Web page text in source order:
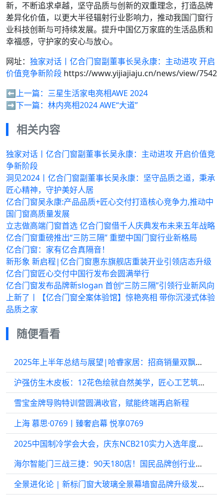
新，不断追求卓越，坚守品质与创新的双重理念，打造品牌
差异化价值，以更大半径辐射行业影响力，推动我国门窗行
业科技创新与可持续发展。提升中国亿万家庭的生活品质和
幸福感，守护家的安心与放心。
网址： 独家对话丨亿合门窗副董事长吴永康：主动进攻 开启
价值竞争新阶段 https://www.yijiajiaju.cn/news/view/7542
⬅️上一篇： 三星生活家电亮相AWE 2024
➡️下一篇： 林内亮相2024 AWE“大道”
相关内容
独家对话丨亿合门窗副董事长吴永康：主动进攻 开启价值竞
争新阶段
洞见2024丨亿合门窗副董事长吴永康：坚守品质之道，秉承
匠心精神，守护美好人居
亿合门窗吴永康:产品品质+匠心交付打造核心竞争力,推动中
国门窗高质量发展
立志做高端门窗首选 亿合门窗借千人庆典发布未来五年战略
亿合门窗重磅推出“三防三隔” 重塑中国门窗行业新格局
亿合门窗：家有亿合真隔音！
新形象 新启程|亿合门窗惠东旗舰店重装开业引领店态升级
亿合门窗匠心交付中国行发布会圆满举行
亿合门窗发布品牌新slogan 首创“三防三隔”引领行业新风向
上新了丨【亿合门窗全案体验馆】惊艳亮相 带你沉浸式体验
品质之家
随便看看
2025年上半年总结与展望|哈睿家居：招商销量双飘红，质量筑基启新程
沪强仿生木皮板：12花色绘就自然美学，匠心工艺筑就品质家居
雪宝金牌导购特训营圆满收官，赋能终端再启新程
上海 慕思·0769丨臻奢启幕 悦享0769
2025中国制冷学会大会，庆东NCB210实力入选年度节能环保产品目录
海尔智能门三战三捷：90天180店！国民品牌创行业布局新速度
全景进化论 | 新标门窗大玻璃全景幕墙窗品牌升级发布会，匠筑安全新视界